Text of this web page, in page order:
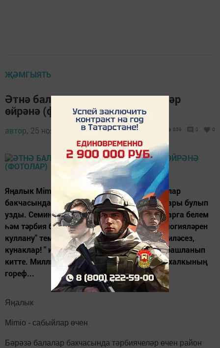
ҖӘМГЫЯТЬ
Әтнә балалары яңа технологияләр
өйрәнә (фотолар)
автор, 25 ноябрь 2016 - 08:36 859 0 0
Яңалык Mimio - сабыйлар өчен Бәрәзә балалар
бакчасында тәрбиячеләр өчен район семинары булып
узды. Семинар " Мәктәпкәчә яшьтәге балаларга белем
һәм тәрбия бирүдә Mimio интерактив технологияләрен
куллану" темасын үз эченә алды. Ул " Хуш киләсез,
кунаклар! " исеме астында сәләмләү белән башланып
китте. Милли киемнәр кигән балалар татар халкының
гореф...
Яңалык
Mimio - сабыйлар өчен
Бәрәзә балалар бакчасында тәрбиячеләр өчен район